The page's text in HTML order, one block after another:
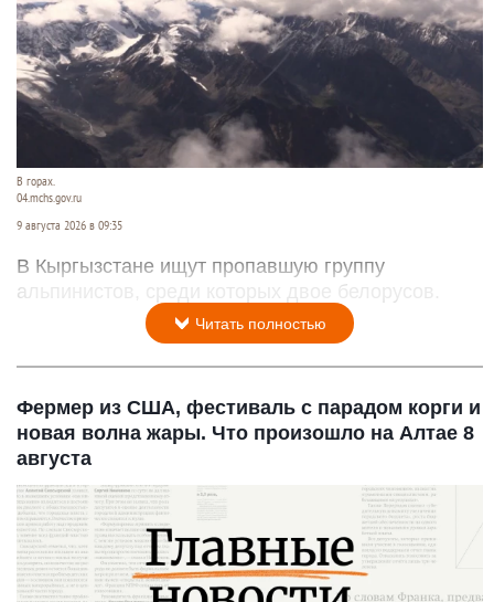
В горах.
04.mchs.gov.ru
9 августа 2026 в 09:35
В Кыргызстане ищут пропавшую группу
альпинистов, среди которых двое белорусов.
Читать полностью
Фермер из США, фестиваль с парадом корги и
новая волна жары. Что произошло на Алтае 8
августа